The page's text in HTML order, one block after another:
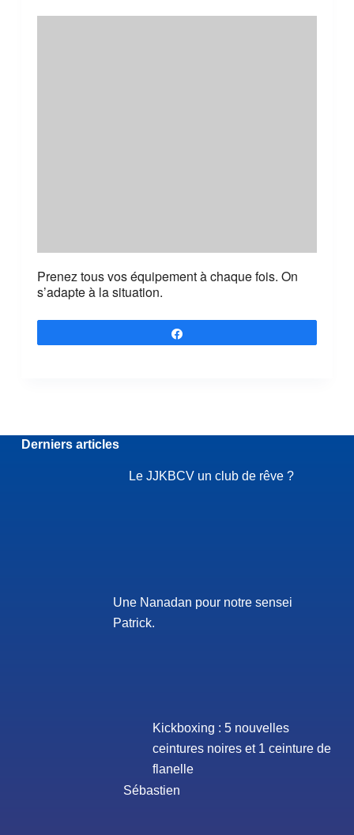
Prenez tous vos équipement à chaque fois. On
s’adapte à la situation.
Derniers articles
Le JJKBCV un club de rêve ?
Une Nanadan pour notre sensei
Patrick.
Kickboxing : 5 nouvelles
ceintures noires et 1 ceinture de
flanelle
Sébastien